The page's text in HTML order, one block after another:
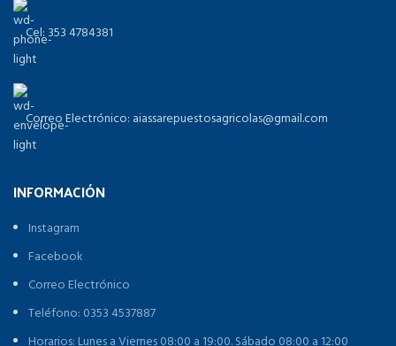
Cel: 353 4784381
Correo Electrónico: aiassarepuestosagricolas@gmail.com
INFORMACIÓN
Instagram
Facebook
Correo Electrónico
Teléfono: 0353 4537887